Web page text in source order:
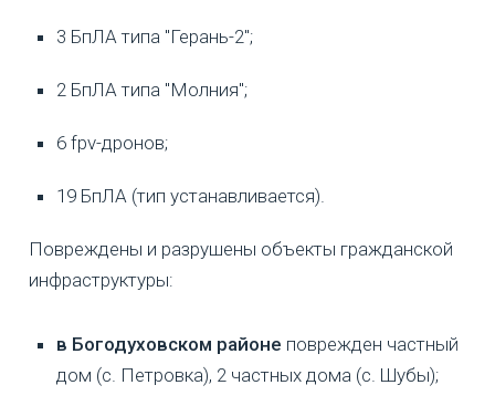
3 БпЛА типа "Герань-2";
2 БпЛА типа "Молния";
6 fpv-дронов;
19 БпЛА (тип устанавливается).
Повреждены и разрушены объекты гражданской
инфраструктуры:
в Богодуховском районе поврежден частный
дом (с. Петровка), 2 частных дома (с. Шубы);